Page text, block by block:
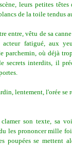
leurs petites
de la toile tendus
entre, vêtu de sa
fatigué, aux
parchemin, où déjà
secrets interdits, il
lentement, l'orée se
son texte, sa
les prononcer mille
poupées se mettent